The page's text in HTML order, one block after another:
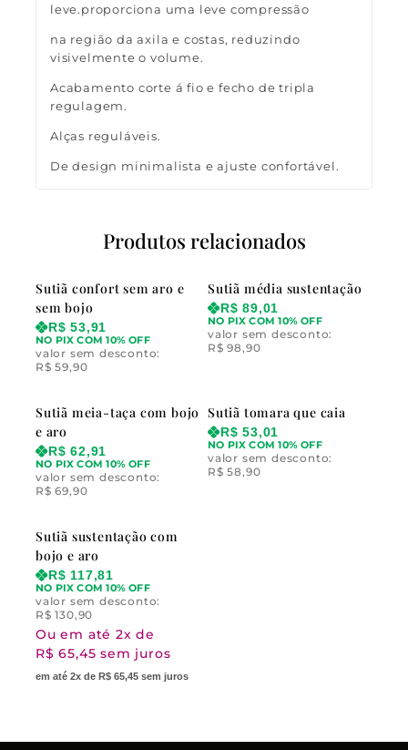
leve.proporciona uma leve compressão
na região da axila e costas, reduzindo
visivelmente o volume.
Acabamento corte á fio e fecho de tripla
regulagem.
Alças reguláveis.
De design minimalista e ajuste confortável.
Produtos relacionados
Sutiã confort sem aro e
sem bojo
R$ 53,91
NO PIX COM 10% OFF
valor sem desconto:
R$ 59,90
Sutiã média sustentação
R$ 89,01
NO PIX COM 10% OFF
valor sem desconto:
R$ 98,90
Sutiã meia-taça com bojo
e aro
R$ 62,91
NO PIX COM 10% OFF
valor sem desconto:
R$ 69,90
Sutiã tomara que caia
R$ 53,01
NO PIX COM 10% OFF
valor sem desconto:
R$ 58,90
Sutiã sustentação com
bojo e aro
R$ 117,81
NO PIX COM 10% OFF
valor sem desconto:
R$ 130,90
Ou em até 2x de
R$ 65,45 sem juros
em até 2x de R$ 65,45 sem juros